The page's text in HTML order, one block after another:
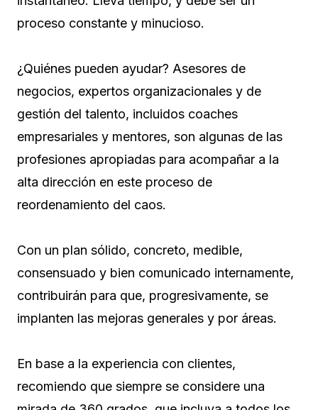
proceso constante y minucioso.
¿Quiénes pueden ayudar? Asesores de
negocios, expertos organizacionales y de
gestión del talento, incluidos coaches
empresariales y mentores, son algunas de las
profesiones apropiadas para acompañar a la
alta dirección en este proceso de
reordenamiento del caos.
Con un plan sólido, concreto, medible,
consensuado y bien comunicado internamente,
contribuirán para que, progresivamente, se
implanten las mejoras generales y por áreas.
En base a la experiencia con clientes,
recomiendo que siempre se considere una